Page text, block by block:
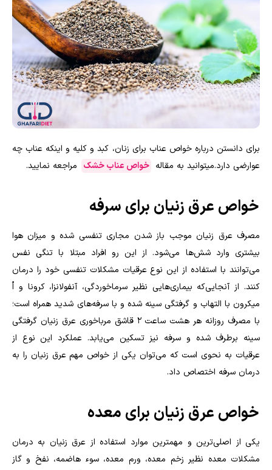
برای دانستن درباره خواص عناب برای زنان، کبد و کلیه و اینکه عناب چه
عوارضی دارد.میتوانید به مقاله خواص عناب خشک مراجعه نمایید.
خواص عرق زنیان برای سرفه
مصرف عرق زنیان موجب باز شدن مجاری تنفسی شده و میزان هوا
بیشتری وارد شش‌ها می‌شود. از این رو افراد مبتلا با تنگی نفس
می‌توانند با استفاده از این نوع عرقیات مشکلات تنفسی خود را درمان
کنند. از آنجایی‌که بیماری‌هایی نظیر سرماخوردگی، آنفولانزا، کرونا و اُ
میکرون با التهاب و گرفتگی سینه شده و با سرفه‌های شدید همراه است؛
با مصرف روزانه هر هشت ساعت 2 قاشق مرباخوری عرق زنیان گرفتگی
سینه برطرف شده و سرفه نیز تسکین می‌یابد. عملکرد این نوع از
عرقیات به نحوی است که می‌توان یکی از خواص مهم عرق زنیان را به
درمان سرفه اختصاص داد.
خواص عرق زنیان برای معده
یکی از اصلی‌ترین و مهمترین موارد استفاده از عرق زنیان به درمان
مشکلات معده نظیر زخم معده، ورم معده، سوء هاضمه، نفخ و گاز